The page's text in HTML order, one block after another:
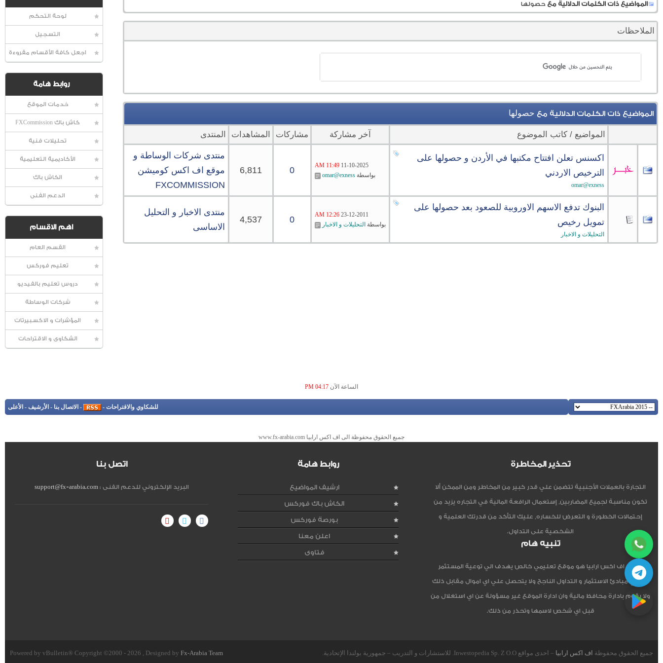
لوحة التحكم
التسجيل
اجعل كافة الأقسام مقروءة
روابط هامة
خدمات الموقع
كاش باك FXCommission
تحليلات فنية
الأكاديمية التعليمية
الكاش باك
الدعم الفنى
اهم الاقسام
القسم العام
تعليم فوركس
دروس تعليم بالفيديو
شركات الوساطة
المؤشرات و الاكسبيرتات
الشكاوى و الاقتراحات
المواضيع ذات الكلمات الدلالية معحصولها
الملاحظات
المواضيع ذات الكلمات الدلالية مع حصولها
المواضيع / كاتب الموضوع آخر مشاركة مشاركات المشاهدات المنتدى
اكسنس تعلن افتتاح مكتبها في الأردن و حصولها على
الترخيص الاردني
omar@exness
11-10-2025
11:49 AM
بواسطةomar@exness
0
6,811
منتدى شركات الوساطة و
موقع اف اكس كوميشن
FXCOMMISSION
البنوك تدفع الاسهم الاوروبية للصعود بعد حصولها على
تمويل رخيص
التحليلات و الاخبار
23-12-2011
12:26 AM
بواسطة التحليلات و الاخبار 0
4,537
منتدى الاخبار و التحليل
الاساسى
الساعة الآن 04:17 PM
للشكاوي والاقتراحات -
- الاتصال بنا - الأرشيف - الأعلى
جميع الحقوق محفوظة الى اف اكس ارابيا www.fx-arabia.com
تحذير المخاطرة
التجارة بالعملات الأجنبية تتضمن علي قدر كبير من المخاطر ومن الممكن ألا
تكون مناسبة لجميع المضاربين, إستعمال الرافعة المالية في التجاره يزيد من
إحتمالات الخطورة و التعرض للخساره, عليك التأكد من قدرتك العلمية و
الشخصية على التداول.
تنبيه هام
موقع اف اكس ارابيا هو موقع تعليمي خالص يهدف الي توعية المستثمر
العربي مبادئ الاستثمار و التداول الناجح ولا يتحصل علي اي اموال مقابل ذلك
ولا يقوم بادارة محافظ مالية وان ادارة الموقع غير مسؤولة عن اي استغلال من
قبل اي شخص لاسمها وتحذر من ذلك.
روابط هامة
ارشيف المواضيع
الكاش باك فوركس
بورصة فوركس
اعلن معنا
فتاوى
اتصل بنا
البريد الإلكتروني للدعم الفنى :support@fx-arabia.com
جميع الحقوق محفوظة اف اكس ارابيا – احدى مواقع Inwestopedia Sp. Z O.O. للاستشارات و التدريب – جمهورية بولندا الإتحادية. Powered by vBulletin® Copyright ©2000 - 2026 , Designed by Fx-Arabia Team